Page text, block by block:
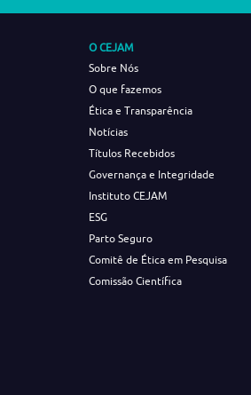
O CEJAM
Sobre Nós
O que fazemos
Ética e Transparência
Notícias
Títulos Recebidos
Governança e Integridade
Instituto CEJAM
ESG
Parto Seguro
Comitê de Ética em Pesquisa
Comissão Científica